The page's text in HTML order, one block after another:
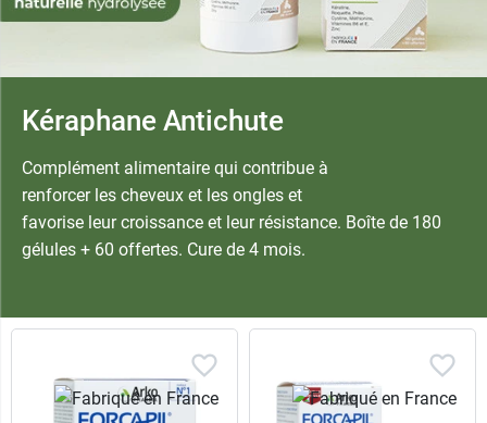
Kéraphane Antichute
Complément alimentaire qui contribue à
renforcer les cheveux et les ongles et
favorise leur croissance et leur résistance. Boîte de 180
gélules + 60 offertes. Cure de 4 mois.